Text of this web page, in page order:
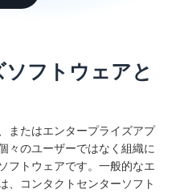
フトウェアと
またはエンタープライズアプ
々のユーザーではなく組織に
フトウェアです。一般的なエ
、コンタクトセンターソフト